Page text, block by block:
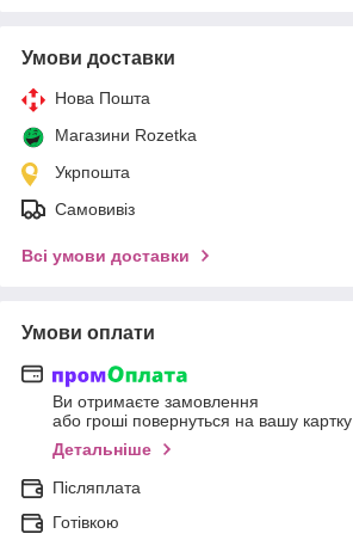
Умови доставки
Нова Пошта
Магазини Rozetka
Укрпошта
Самовивіз
Всі умови доставки
Умови оплати
Ви отримаєте замовлення
або гроші повернуться на вашу картку
Детальніше
Післяплата
Готівкою